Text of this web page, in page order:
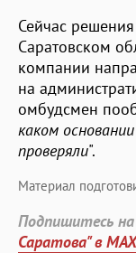
Сейчас
Саратовском
компании
на
омбудсмен
каком
проверяли".
Материал
Подпишитесь
Саратова" в MAX